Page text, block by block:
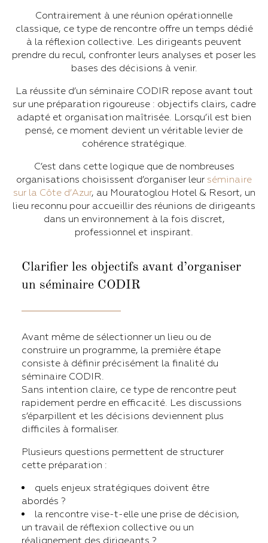
Contrairement à une réunion opérationnelle
classique, ce type de rencontre offre un temps dédié
à la réflexion collective. Les dirigeants peuvent
prendre du recul, confronter leurs analyses et poser les
bases des décisions à venir.
La réussite d’un séminaire CODIR repose avant tout
sur une préparation rigoureuse : objectifs clairs, cadre
adapté et organisation maîtrisée. Lorsqu’il est bien
pensé, ce moment devient un véritable levier de
cohérence stratégique.
C’est dans cette logique que de nombreuses
organisations choisissent d’organiser leur séminaire
sur la Côte d’Azur, au Mouratoglou Hotel & Resort, un
lieu reconnu pour accueillir des réunions de dirigeants
dans un environnement à la fois discret,
professionnel et inspirant.
Clarifier les objectifs avant d’organiser
un séminaire CODIR
Avant même de sélectionner un lieu ou de
construire un programme, la première étape
consiste à définir précisément la finalité du
séminaire CODIR.
Sans intention claire, ce type de rencontre peut
rapidement perdre en efficacité. Les discussions
s’éparpillent et les décisions deviennent plus
difficiles à formaliser.
Plusieurs questions permettent de structurer
cette préparation :
quels enjeux stratégiques doivent être
abordés ?
la rencontre vise-t-elle une prise de décision,
un travail de réflexion collective ou un
réalignement des dirigeants ?